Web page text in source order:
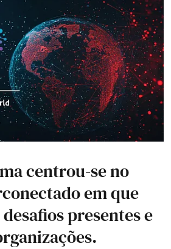
centrou-se no
em que
presentes e